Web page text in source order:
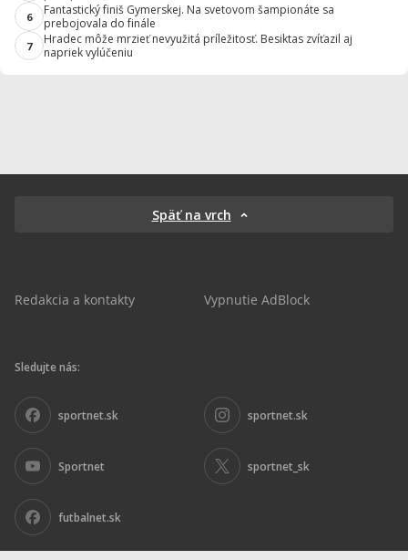
6
Fantastický finiš Gymerskej. Na svetovom šampionáte sa
prebojovala do finále
7
Hradec môže mrzieť nevyužitá príležitosť. Besiktas zvíťazil aj
napriek vylúčeniu
Späť na vrch
Redakcia a kontakty Vypnutie AdBlock
Sledujte nás:
sportnet.sk sportnet.sk
Sportnet sportnet_sk
futbalnet.sk